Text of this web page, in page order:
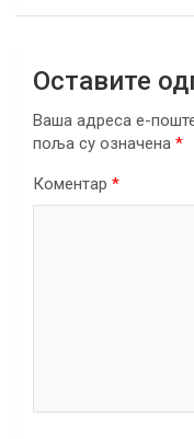
Оставите
Ваша адреса е-
поља су означена *
Коментар *